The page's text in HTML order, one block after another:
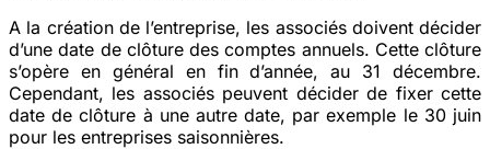
A la création de l’entreprise, les associés doivent décider
d’une date de clôture des comptes annuels. Cette clôture
s’opère en général en fin d’année, au 31 décembre.
Cependant, les associés peuvent décider de fixer cette
date de clôture à une autre date, par exemple le 30 juin
pour les entreprises saisonnières.